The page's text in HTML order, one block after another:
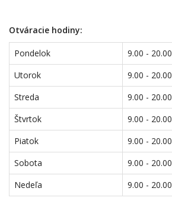
Otváracie hodiny:
Pondelok
9.00 - 20.00
Utorok
9.00 - 20.00
Streda
9.00 - 20.00
Štvrtok
9.00 - 20.00
Piatok
9.00 - 20.00
Sobota
9.00 - 20.00
Nedeľa
9.00 - 20.00